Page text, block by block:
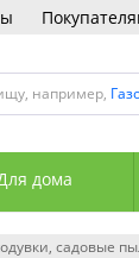
например,
дома
садовые